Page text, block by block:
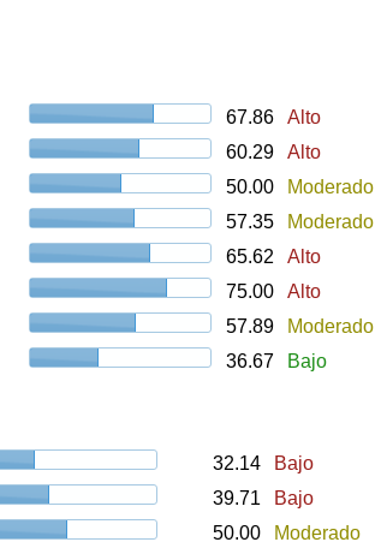
67.86
Alto
60.29
Alto
50.00
Moderado
57.35
Moderado
65.62
Alto
75.00
Alto
57.89
Moderado
36.67 Bajo
32.14
Bajo
39.71
Bajo
50.00 Moderado